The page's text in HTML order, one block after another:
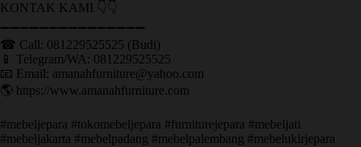
KONTAK KAMI 👇👇
➖➖➖➖➖➖➖➖➖➖➖➖➖➖➖ ㅤ
☎ Call: 081229525525 (Budi)
📱 Telegram/WA: 081229525525
📧 Email: amanahfurniture@yahoo.com
🌎 https://www.amanahfurniture.com
#mebeljepara #tokomebeljepara #furniturejepara #mebeljati
#mebeljakarta #mebelpadang #mebelpalembang #mebelukirjepara